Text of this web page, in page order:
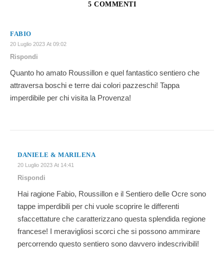
5 COMMENTI
FABIO
20 Luglio 2023 At 09:02
Rispondi
Quanto ho amato Roussillon e quel fantastico sentiero che
attraversa boschi e terre dai colori pazzeschi! Tappa
imperdibile per chi visita la Provenza!
DANIELE & MARILENA
20 Luglio 2023 At 14:41
Rispondi
Hai ragione Fabio, Roussillon e il Sentiero delle Ocre sono
tappe imperdibili per chi vuole scoprire le differenti
sfaccettature che caratterizzano questa splendida regione
francese! I meravigliosi scorci che si possono ammirare
percorrendo questo sentiero sono davvero indescrivibili!